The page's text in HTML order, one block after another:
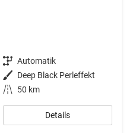
Getriebe Automatik
Außenfarbe Deep Black Perleffekt
Kilometerstand 50 km
Details